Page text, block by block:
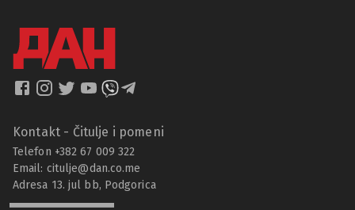
Kontakt - Čitulje i pomeni
Telefon +382 67 009 322
Email: citulje@dan.co.me
Adresa 13. jul bb, Podgorica